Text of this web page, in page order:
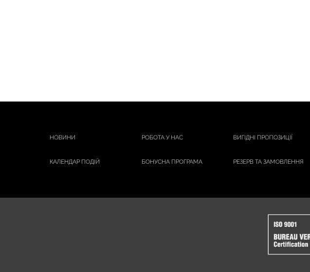
НОВИНИ РОБОТА У НАС ВИГІДНІ ПРОПОЗИЦІЇ
КАЛЕНДАР ПОДІЙ БОНУСНА ПРОГРАМА РЕЗЕРВ ТА ЗАМОВЛЕННЯ